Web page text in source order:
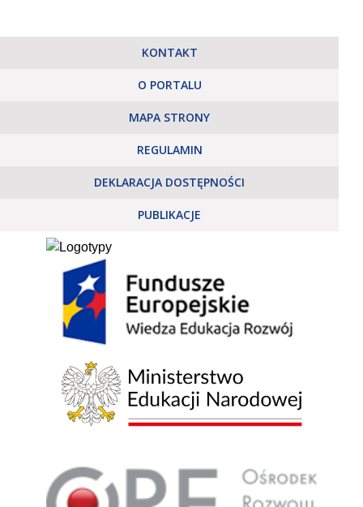
KONTAKT
O PORTALU
MAPA STRONY
REGULAMIN
DEKLARACJA DOSTĘPNOŚCI
PUBLIKACJE